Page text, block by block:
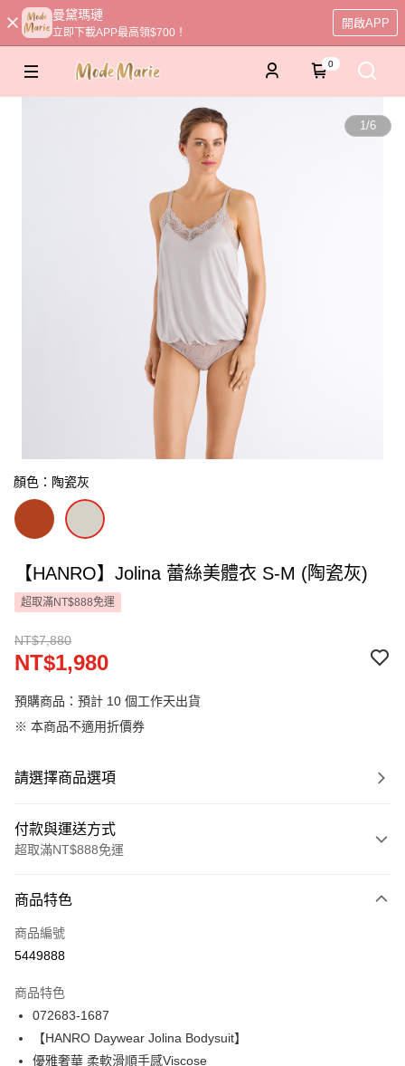
曼黛瑪璉
立即下載APP最高領$700！
開啟APP
0
1/6
顏色：陶瓷灰
【HANRO】Jolina 蕾絲美體衣 S-M (陶瓷灰)
超取滿NT$888免運
NT$7,880
NT$1,980
預購商品：預計 10 個工作天出貨
※ 本商品不適用折價券
請選擇商品選項
付款與運送方式
超取滿NT$888免運
信用卡一次付款
信用卡分期付款
合作金庫商業銀行
華南商業銀行
上海商業儲蓄銀行
台北富邦商業銀行
國泰世華商業銀行
Apple Pay
商品特色
商品編號
5449888
商品特色
072683-1687
【HANRO Daywear Jolina Bodysuit】
優雅奢華 柔軟滑順手感Viscose